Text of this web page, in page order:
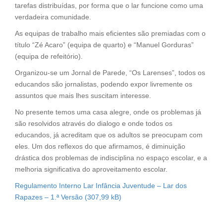
tarefas distribuídas, por forma que o lar funcione como uma
verdadeira comunidade.
As equipas de trabalho mais eficientes são premiadas com o
título “Zé Acaro” (equipa de quarto) e “Manuel Gorduras”
(equipa de refeitório).
Organizou-se um Jornal de Parede, “Os Larenses”, todos os
educandos são jornalistas, podendo expor livremente os
assuntos que mais lhes suscitam interesse.
No presente temos uma casa alegre, onde os problemas já
são resolvidos através do dialogo e onde todos os
educandos, já acreditam que os adultos se preocupam com
eles. Um dos reflexos do que afirmamos, é diminuição
drástica dos problemas de indisciplina no espaço escolar, e a
melhoria significativa do aproveitamento escolar.
Regulamento Interno Lar Infância Juventude – Lar dos
Rapazes – 1.ª Versão